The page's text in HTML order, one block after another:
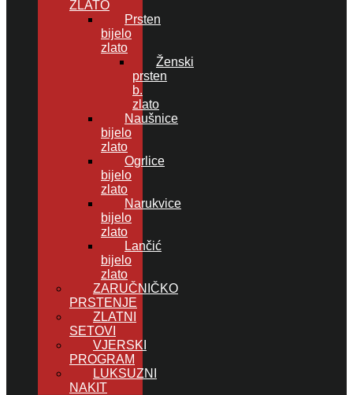
ZLATO
Prsten
bijelo
zlato
Ženski
prsten
b.
zlato
Naušnice
bijelo
zlato
Ogrlice
bijelo
zlato
Narukvice
bijelo
zlato
Lančić
bijelo
zlato
ZARUČNIČKO
PRSTENJE
ZLATNI
SETOVI
VJERSKI
PROGRAM
LUKSUZNI
NAKIT